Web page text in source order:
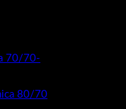
70/70-